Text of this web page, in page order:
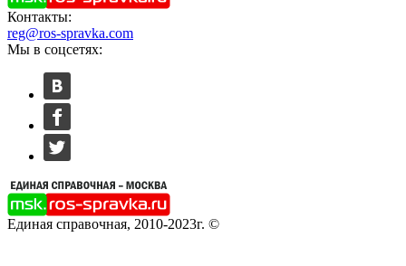
Контакты:
reg@ros-spravka.com
Мы в соцсетях:
Единая справочная, 2010-2023г. ©